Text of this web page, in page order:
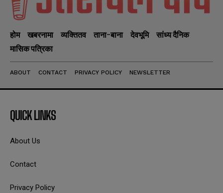
होम खबरनामा व्यक्तितव ताना-बाना देवभूमि
सांध्य दैनिक
मासिक पत्रिका
ABOUT CONTACT PRIVACY POLICY NEWSLETTER
QUICK LINKS
About Us
Contact
Privacy Policy